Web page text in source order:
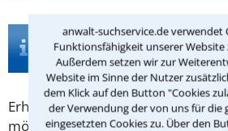
anwalt-suchservice.de verwendet
Funktionsfähigkeit unserer Website
Außerdem setzen wir zur
Website im Sinne der Nutzer
dem Klick auf den Button "Cookies
der Verwendung der von uns für die
eingesetzten Cookies zu. Über den
Infos zur Suche nach
Schwarzarbeit in Frechen
Erhalten Sie Kenntnis von
möchten Sie Schwarzarbeit